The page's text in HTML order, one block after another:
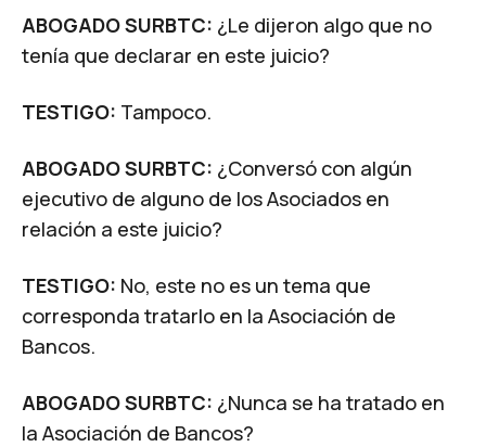
ABOGADO SURBTC: ¿Le dijeron algo que no
tenía que declarar en este juicio?
TESTIGO: Tampoco.
ABOGADO SURBTC: ¿Conversó con algún
ejecutivo de alguno de los Asociados en
relación a este juicio?
TESTIGO: No, este no es un tema que
corresponda tratarlo en la Asociación de
Bancos.
ABOGADO SURBTC: ¿Nunca se ha tratado en
la Asociación de Bancos?